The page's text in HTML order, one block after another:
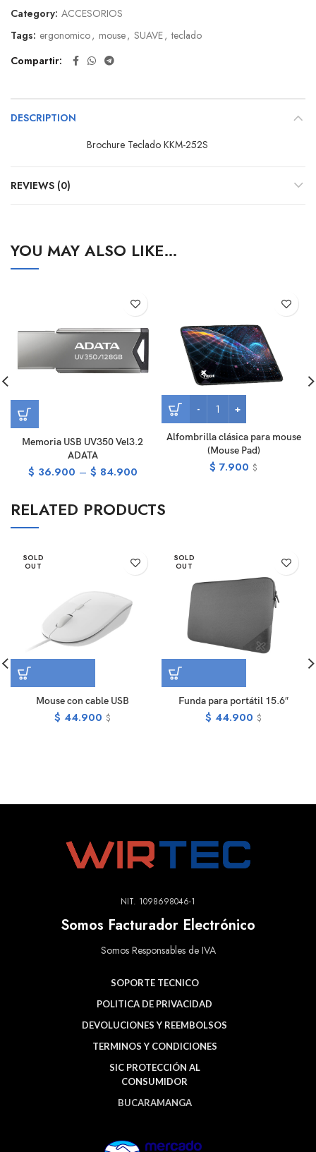
Category: ACCESORIOS
Tags: ergonomico, mouse, SUAVE, teclado
Compartir
DESCRIPTION
Brochure Teclado KKM-252S
REVIEWS (0)
YOU MAY ALSO LIKE…
Memoria USB UV350 Vel3.2
ADATA
$ 36.900 – $ 84.900
Alfombrilla clásica para mouse
(Mouse Pad)
$ 7.900 $
RELATED PRODUCTS
SOLD
OUT
Mouse con cable USB
$ 44.900 $
SOLD
OUT
Funda para portátil 15.6″
$ 44.900 $
NIT. 1098698046-1
Somos Facturador Electrónico
Somos Responsables de IVA
SOPORTE TECNICO
POLITICA DE PRIVACIDAD
DEVOLUCIONES Y REEMBOLSOS
TERMINOS Y CONDICIONES
SIC PROTECCIÓN AL
CONSUMIDOR
BUCARAMANGA